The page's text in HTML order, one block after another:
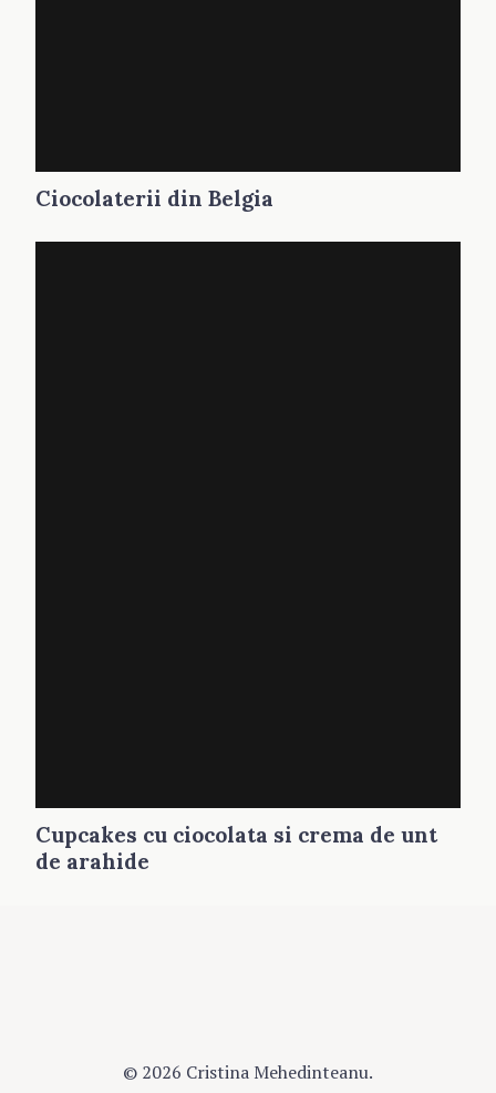
Ciocolaterii din Belgia
Cupcakes cu ciocolata si crema de unt
de arahide
© 2026 Cristina Mehedinteanu.